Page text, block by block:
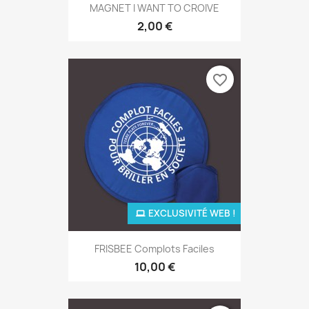
MAGNET I WANT TO CROIVE
2,00 €
FRISBEE Complots Faciles
10,00 €
EXCLUSIVITÉ WEB !
favorite_border